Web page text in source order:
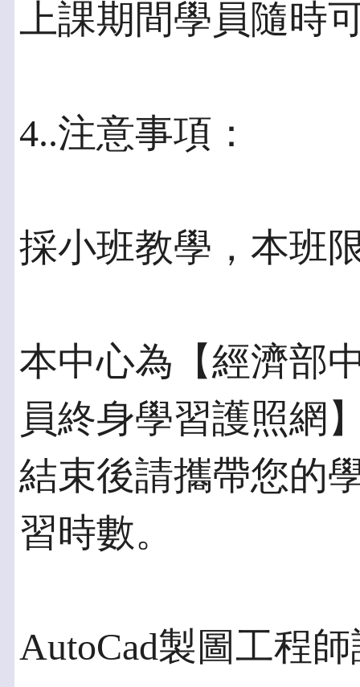
上課期間學員隨時
4..注意事項：
採小班教學，本班
本中心為【經濟部
員終身學習護照網
結束後請攜帶您的
習時數。
AutoCad製圖工程